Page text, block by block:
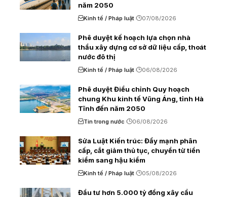
năm 2050
Kinh tế / Pháp luật 07/08/2026
Phê duyệt kế hoạch lựa chọn nhà
thầu xây dựng cơ sở dữ liệu cấp, thoát
nước đô thị
Kinh tế / Pháp luật 06/08/2026
Phê duyệt Điều chỉnh Quy hoạch
chung Khu kinh tế Vũng Áng, tỉnh Hà
Tĩnh đến năm 2050
Tin trong nước 06/08/2026
Sửa Luật Kiến trúc: Đẩy mạnh phân
cấp, cắt giảm thủ tục, chuyển từ tiền
kiểm sang hậu kiểm
Kinh tế / Pháp luật 05/08/2026
Đầu tư hơn 5.000 tỷ đồng xây cầu